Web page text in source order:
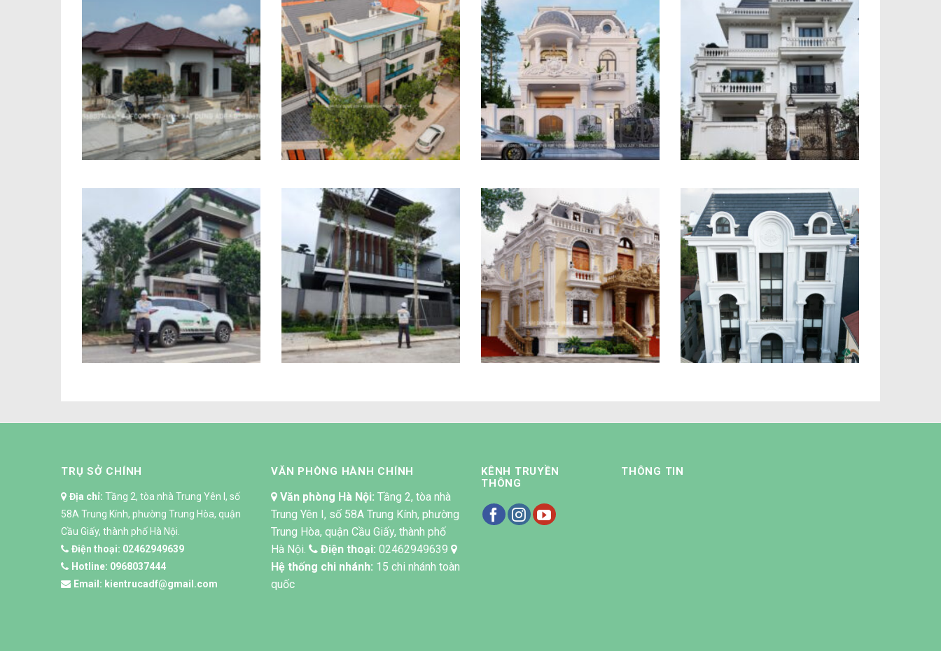
Biệt thự Địa Trung Hải Chị
Trang Hải Phòng
Biệt thự hai tầng phong
cách hiện đại
Biệt Thự Chú Ngự Bắc
Ninh
Công trình biệt thự tân cổ
điển anh Hưng Bắc Ninh
Công trình biệt thự anh
Nam Phú Thọ
Xây Dựng Biệt Thự 3 Tầng
Chú Thạo Vĩnh Phúc
Dự án biệt thự tân cổ điển
anh Phương – Thanh Hóa
Dự án Biệt thự phố tân cổ
điển chú Sinh Hòe Thị
TRỤ SỞ CHÍNH
Địa chỉ: Tầng 2, tòa nhà Trung Yên I, số
58A Trung Kính, phường Trung Hòa, quận
Cầu Giấy, thành phố Hà Nội.
Điện thoại: 02462949639
Hotline: 0968037444
Email: kientrucadf@gmail.com
VĂN PHÒNG HÀNH CHÍNH
Văn phòng Hà Nội: Tầng 2, tòa nhà
Trung Yên I, số 58A Trung Kính, phường
Trung Hòa, quận Cầu Giấy, thành phố
Hà Nội.
Điện thoại: 02462949639
Hệ thống chi nhánh: 15 chi nhánh toàn
quốc
KÊNH TRUYỀN
THÔNG
THÔNG TIN